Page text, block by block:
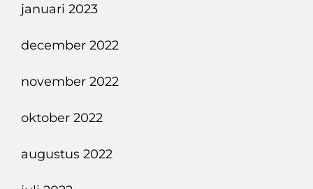
januari 2023
december 2022
november 2022
oktober 2022
augustus 2022